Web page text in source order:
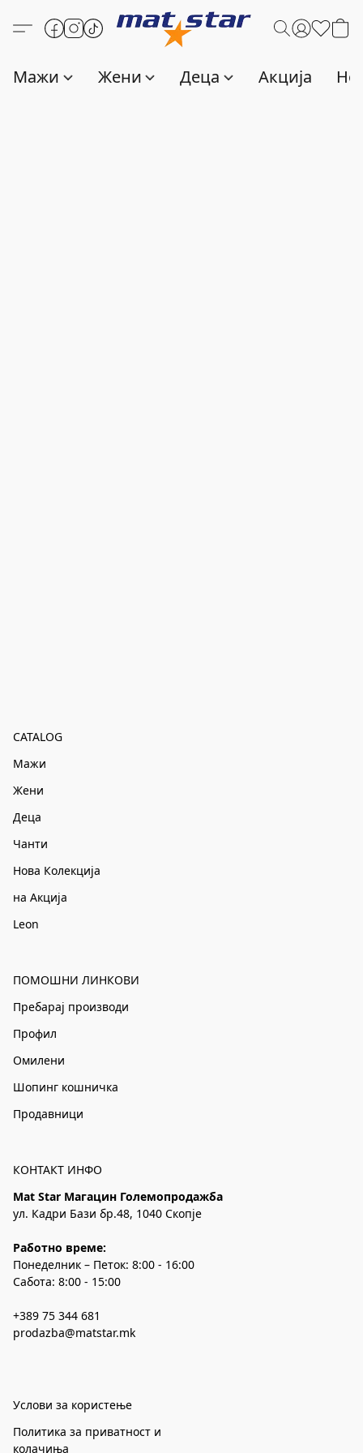
Мажи Жени Деца Акција
CATALOG
Мажи
Жени
Деца
Чанти
Нова Колекција
на Акција
Leon
ПОМОШНИ ЛИНКОВИ
Пребарај производи
Профил
Омилени
Шопинг кошничка
Продавници
КОНТАКТ ИНФО
Mat Star Магацин Големопродажба
ул. Кадри Бази бр.48, 1040 Скопје
Работно време:
Понеделник – Петок: 8:00 - 16:00
Сабота: 8:00 - 15:00
+389 75 344 681
prodazba@matstar.mk
Услови за користење
Политика за приватност и
колачиња